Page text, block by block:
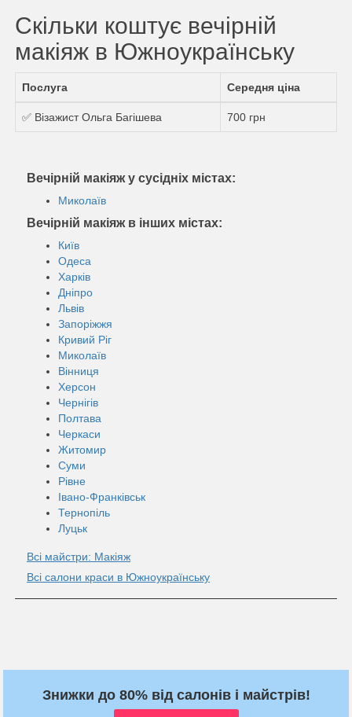
Скільки коштує вечірній
макіяж в Южноукраїнську
Послуга Середня ціна
✅ Візажист Ольга Багішева 700 грн
Вечірній макіяж у сусідніх містах:
Миколаїв
Вечірній макіяж в інших містах:
Київ
Одеса
Харків
Дніпро
Львів
Запоріжжя
Кривий Ріг
Миколаїв
Вінниця
Херсон
Чернігів
Полтава
Черкаси
Житомир
Суми
Рівне
Івано-Франківськ
Тернопіль
Луцьк
Всі майстри: Макіяж
Всі салони краси в Южноукраїнську
Знижки до 80% від салонів і майстрів!